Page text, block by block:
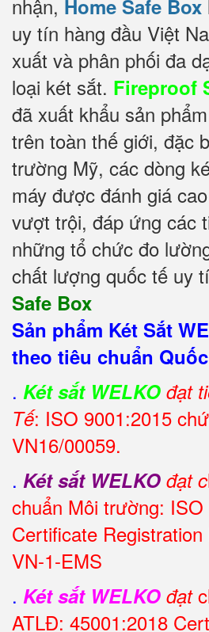
nhận, Home Safe Box
uy tín hàng đầu Việt
xuất và phân phối đa
loại két sắt. Fireproof
đã xuất khẩu sản
trên toàn thế giới, đặc
trường Mỹ, các dòng
máy được đánh giá
vượt trội, đáp ứng các
những tổ chức đo
chất lượng quốc tế uy
Safe Box
Sản phẩm Két Sắt
theo tiêu chuẩn
. Két sắt WELKO đạt
Tế: ISO 9001:2015
VN16/00059.
. Két sắt WELKO đạt c
chuẩn Môi trường:
Certificate
VN-1-EMS
. Két sắt WELKO đạt
ATLĐ: 45001:2018